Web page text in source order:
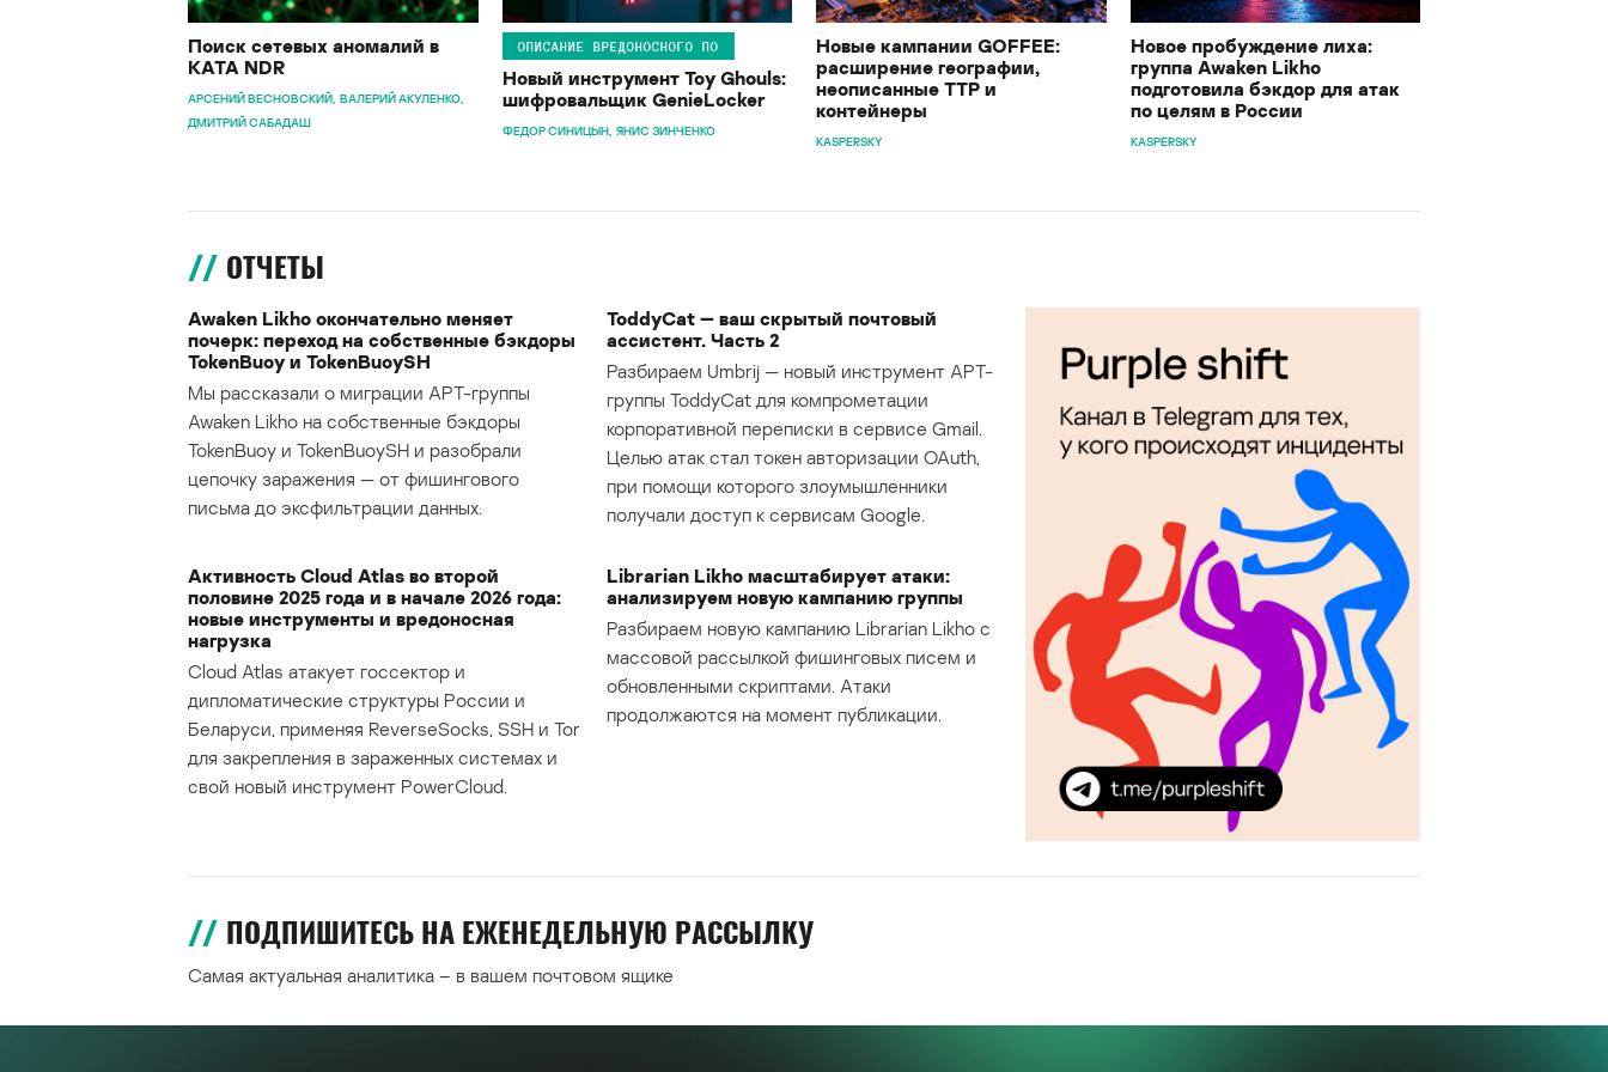
Поиск сетевых аномалий в
KATA NDR
АРСЕНИЙ ВЕСНОВСКИЙ ВАЛЕРИЙ АКУЛЕНКО
ДМИТРИЙ САБАДАШ
ОПИСАНИЕ ВРЕДОНОСНОГО ПО
Новый инструмент Toy Ghouls:
шифровальщик GenieLocker
ФЕДОР СИНИЦЫН ЯНИС ЗИНЧЕНКО
Новые кампании GOFFEE:
расширение географии,
неописанные TTP и
контейнеры
KASPERSKY
Новое пробуждение лиха:
группа Awaken Likho
подготовила бэкдор для атак
по целям в России
KASPERSKY
ОТЧЕТЫ
Awaken Likho окончательно меняет
почерк: переход на собственные бэкдоры
TokenBuoy и TokenBuoySH
Мы рассказали о миграции APT-группы
Awaken Likho на собственные бэкдоры
TokenBuoy и TokenBuoySH и разобрали
цепочку заражения — от фишингового
письма до эксфильтрации данных.
ToddyCat — ваш скрытый почтовый
ассистент. Часть 2
Разбираем Umbrij — новый инструмент APT-
группы ToddyCat для компрометации
корпоративной переписки в сервисе Gmail.
Целью атак стал токен авторизации OAuth,
при помощи которого злоумышленники
получали доступ к сервисам Google.
Активность Cloud Atlas во второй
половине 2025 года и в начале 2026 года:
новые инструменты и вредоносная
нагрузка
Cloud Atlas атакует госсектор и
дипломатические структуры России и
Беларуси, применяя ReverseSocks, SSH и Tor
для закрепления в зараженных системах и
свой новый инструмент PowerCloud.
Librarian Likho масштабирует атаки:
анализируем новую кампанию группы
Разбираем новую кампанию Librarian Likho с
массовой рассылкой фишинговых писем и
обновленными скриптами. Атаки
продолжаются на момент публикации.
ПОДПИШИТЕСЬ НА ЕЖЕНЕДЕЛЬНУЮ РАССЫЛКУ
Самая актуальная аналитика – в вашем почтовом ящике